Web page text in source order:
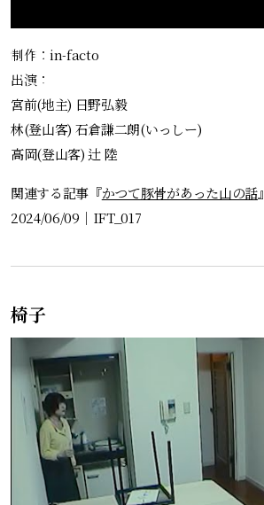
制作：in-facto
出演：
宮前(地主) 日野弘毅
林(登山客) 石倉謙二朗(いっしー)
高岡(登山客) 辻 陸
関連する記事『かつて豚骨があった山の話』
2024/06/09 ｜ IFT_017
椅子